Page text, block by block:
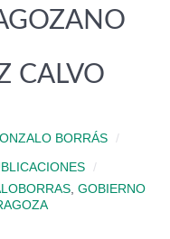
CALVO
BORRÁS
GOBIERNO